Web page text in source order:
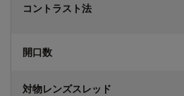
コントラスト法
開口数
対物レンズスレッド